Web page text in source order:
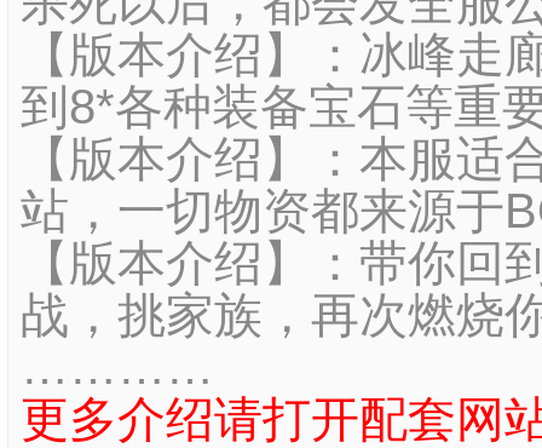
【版本介绍】：冰峰
到8*各种装备宝石等重
【版本介绍】：本服
站，一切物资都来源于
【版本介绍】：带你
战，挑家族，再次燃烧
…………
更多介绍请打开配套